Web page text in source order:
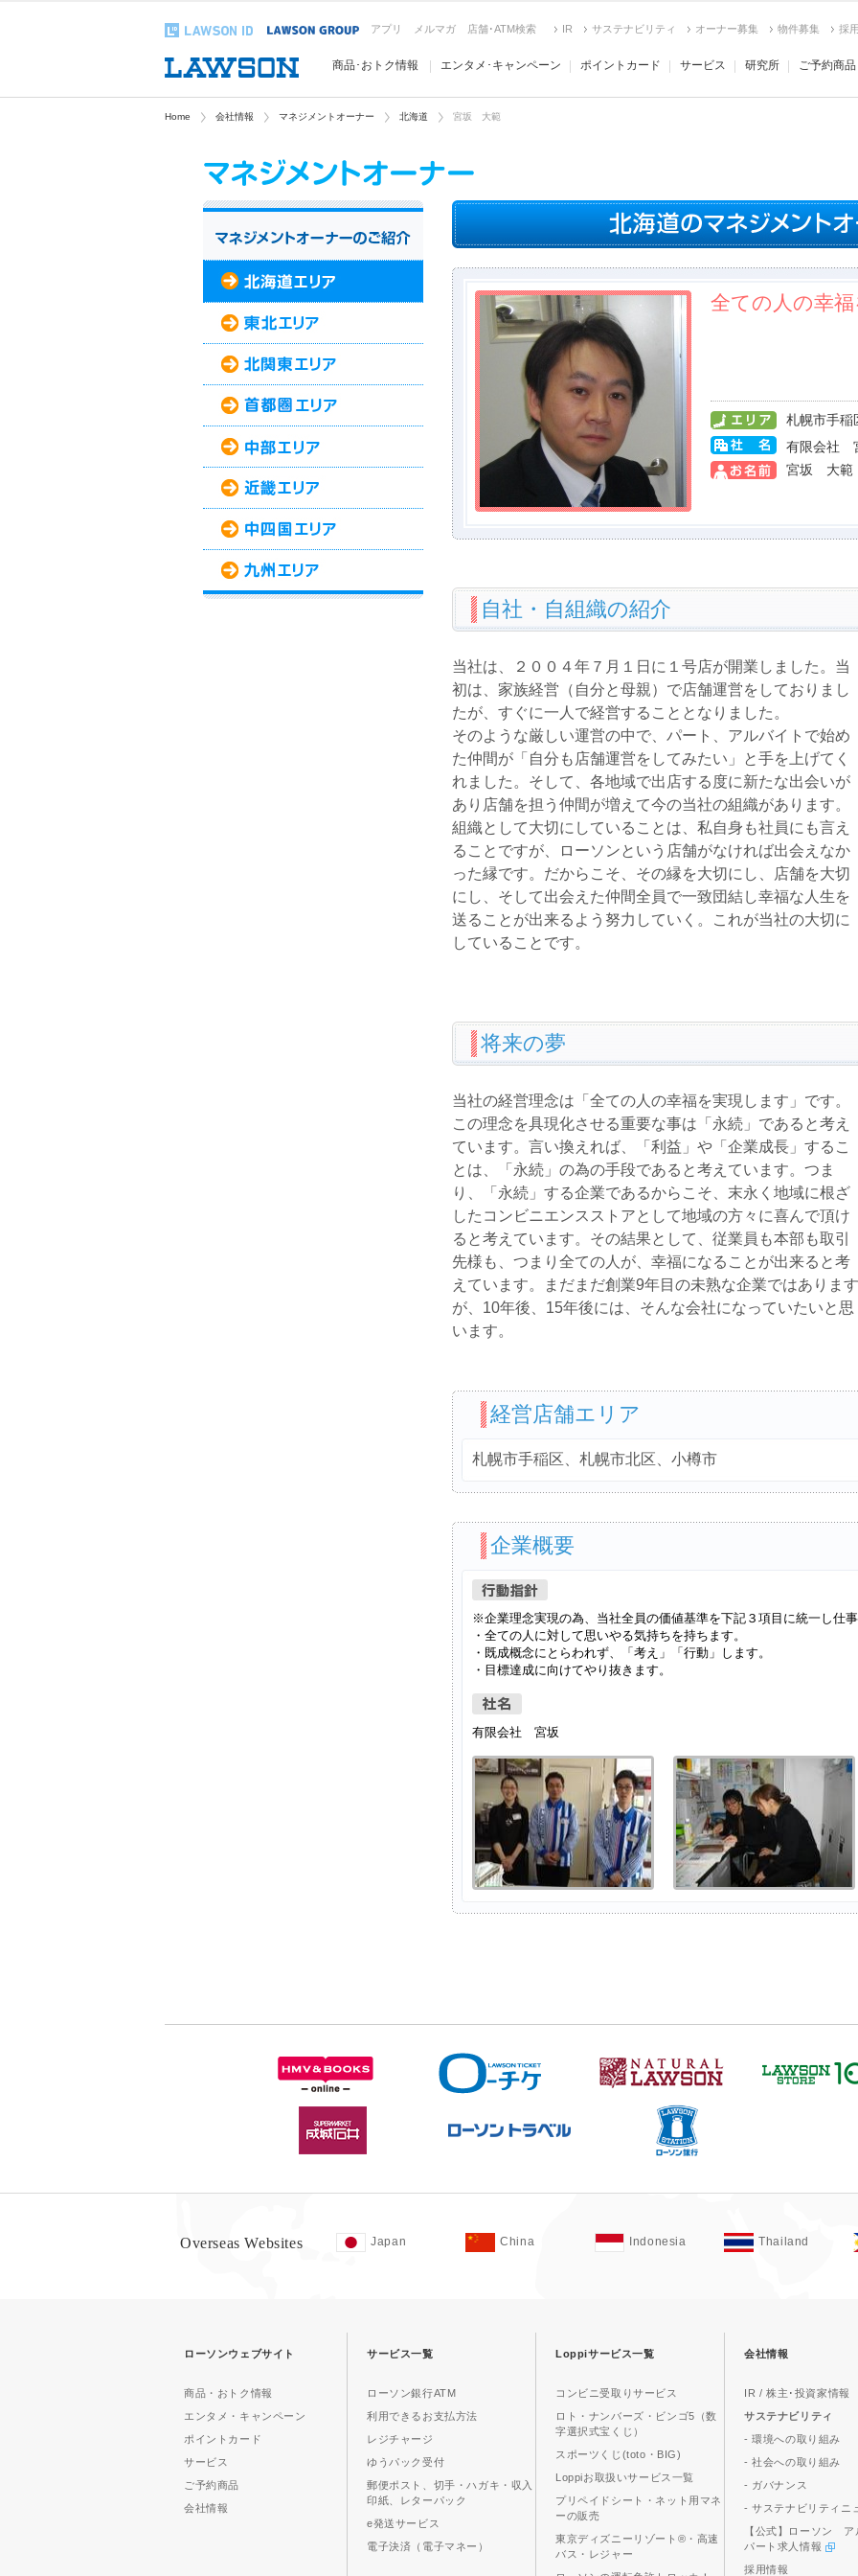
アプリ メルマガ 店舗･ATM検索 IR サステナビリティ オーナー募集 物件募集 採
商品･おトク情報 エンタメ･キャンペーン ポイントカード サービス 研究所 ご予約商品
Home 会社情報 マネジメントオーナー 北海道 宮坂 大範
全ての人の幸
札幌市手稲
有限会社
宮坂 大範
自社・自組織の紹介
当社は、２００４年７月１日に１号店が開業しました。当
初は、家族経営（自分と母親）で店舗運営をしておりまし
たが、すぐに一人で経営することとなりました。
そのような厳しい運営の中で、パート、アルバイトで始め
た仲間が「自分も店舗運営をしてみたい」と手を上げてく
れました。そして、各地域で出店する度に新たな出会いが
あり店舗を担う仲間が増えて今の当社の組織があります。
組織として大切にしていることは、私自身も社員にも言え
ることですが、ローソンという店舗がなければ出会えなか
った縁です。だからこそ、その縁を大切にし、店舗を大切
にし、そして出会えた仲間全員で一致団結し幸福な人生を
送ることが出来るよう努力していく。これが当社の大切に
していることです。
将来の夢
当社の経営理念は「全ての人の幸福を実現します」です。
この理念を具現化させる重要な事は「永続」であると考え
ています。言い換えれば、「利益」や「企業成長」するこ
とは、「永続」の為の手段であると考えています。つま
り、「永続」する企業であるからこそ、末永く地域に根ざ
したコンビニエンスストアとして地域の方々に喜んで頂け
ると考えています。その結果として、従業員も本部も取引
先様も、つまり全ての人が、幸福になることが出来ると考
えています。まだまだ創業9年目の未熟な企業ではあります
が、10年後、15年後には、そんな会社になっていたいと思
います。
経営店舗エリア
札幌市手稲区、札幌市北区、小樽市
企業概要
※企業理念実現の為、当社全員の価値基準を下記３項目に統一し仕
・全ての人に対して思いやる気持ちを持ちます。
・既成概念にとらわれず、「考え」「行動」します。
・目標達成に向けてやり抜きます。
有限会社 宮坂
Overseas Websites Japan China Indonesia Thailand
ローソンウェブサイト
商品・おトク情報
エンタメ・キャンペーン
ポイントカード
サービス
ご予約商品
会社情報
サービス一覧
ローソン銀行ATM
利用できるお支払方法
レジチャージ
ゆうパック受付
郵便ポスト、切手・ハガキ・収入
印紙、レターパック
e発送サービス
電子決済（電子マネー）
Loppiサービス一覧
コンビニ受取りサービス
ロト・ナンバーズ・ビンゴ5（数
字選択式宝くじ）
スポーツくじ(toto・BIG)
Loppiお取扱いサービス一覧
プリペイドシート・ネット用マネ
ーの販売
東京ディズニーリゾート®・高速
バス・レジャー
会社情報
IR / 株主･投資家情報
サステナビリティ
- 環境への取り組み
- 社会への取り組み
- ガバナンス
- サステナビリティニ
【公式】ローソン ア
パート求人情報
採用情報